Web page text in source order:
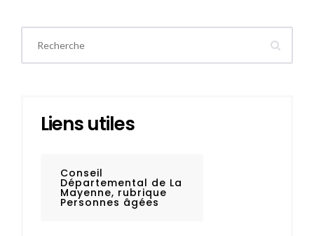
Liens utiles
Conseil
Départemental de La
Mayenne, rubrique
Personnes âgées